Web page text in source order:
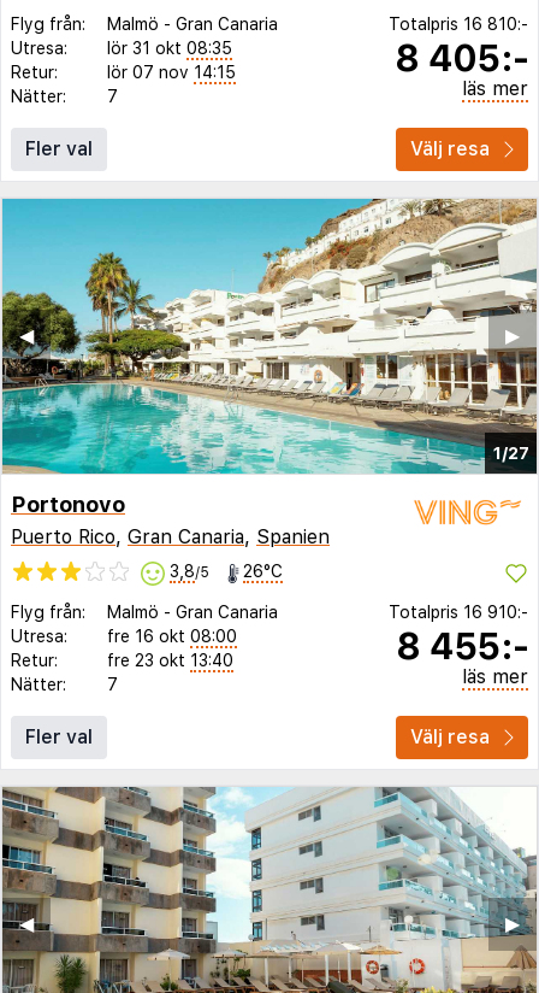
Flyg från: Malmö - Gran Canaria
Utresa:
lör 31 okt 08:35
Retur:
lör 07 nov 14:15
Nätter:
7
Totalpris 16 810:-
8 405:-
läs mer
Fler val Välj resa
1/27
▶︎
◀︎
Portonovo
Puerto Rico, Gran Canaria, Spanien
3,8/5 26°C
Flyg från: Malmö - Gran Canaria
Utresa:
fre 16 okt 08:00
Retur:
fre 23 okt 13:40
Nätter:
7
Totalpris 16 910:-
8 455:-
läs mer
Fler val Välj resa
▶︎
◀︎